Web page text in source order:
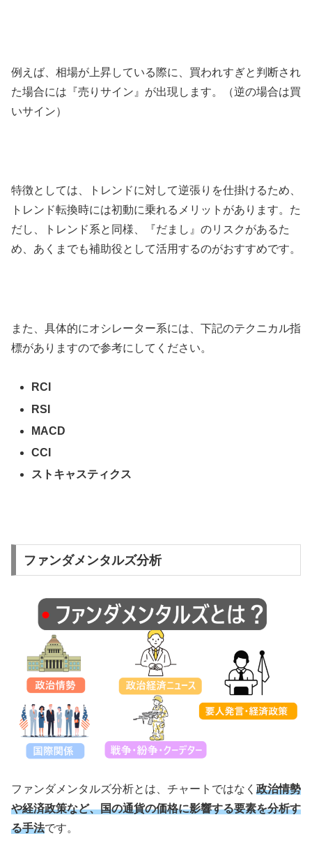
例えば、相場が上昇している際に、買われすぎと判断され
た場合には『売りサイン』が出現します。（逆の場合は買
いサイン）
特徴としては、トレンドに対して逆張りを仕掛けるため、
トレンド転換時には初動に乗れるメリットがあります。た
だし、トレンド系と同様、『だまし』のリスクがあるた
め、あくまでも補助役として活用するのがおすすめです。
また、具体的にオシレーター系には、下記のテクニカル指
標がありますので参考にしてください。
RCI
RSI
MACD
CCI
ストキャスティクス
ファンダメンタルズ分析
ファンダメンタルズ分析とは、チャートではなく 政治情勢
や経済政策など、国の通貨の価格に影響する要素を分析す
る手法です。